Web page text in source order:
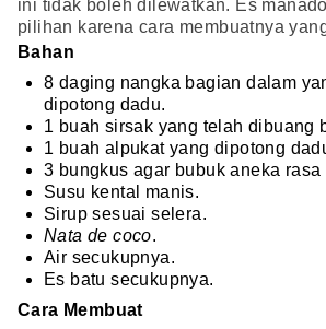
ini tidak boleh dilewatkan. Es
pilihan karena cara membuatnya
Bahan
8 daging nangka bagian dalam
dipotong dadu.
1 buah sirsak yang telah dibuang
1 buah alpukat yang dipotong
3 bungkus agar bubuk aneka rasa
Susu kental manis.
Sirup sesuai selera.
Nata de coco.
Air secukupnya.
Es batu secukupnya.
Cara Membuat